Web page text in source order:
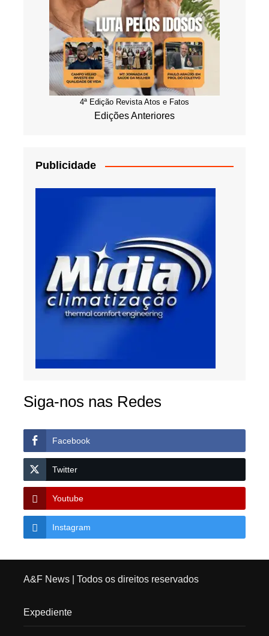
4ª Edição Revista Atos e Fatos
Edições Anteriores
Publicidade
Siga-nos nas Redes
Facebook
Twitter
Youtube
Instagram
A&F News| Todos os direitos reservados
Expediente